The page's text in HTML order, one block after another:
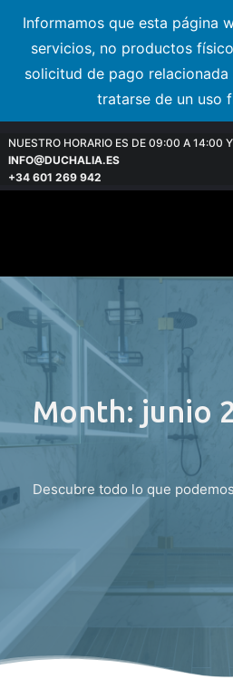
Informamos que esta página
servicios, no productos
solicitud de pago
tratarse de un uso
NUESTRO HORARIO ES DE 09:00 A 14:00
INFO@DUCHALIA.ES
+34 601 269 942
Month: junio
Descubre todo lo que